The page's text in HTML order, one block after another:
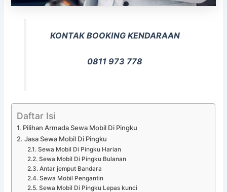
KONTAK BOOKING KENDARAAN
0811 973 778
Daftar Isi
Pilihan Armada Sewa Mobil Di Pingku
Jasa Sewa Mobil Di Pingku
Sewa Mobil Di Pingku Harian
Sewa Mobil Di Pingku Bulanan
Antar jemput Bandara
Sewa Mobil Pengantin
Sewa Mobil Di Pingku Lepas kunci